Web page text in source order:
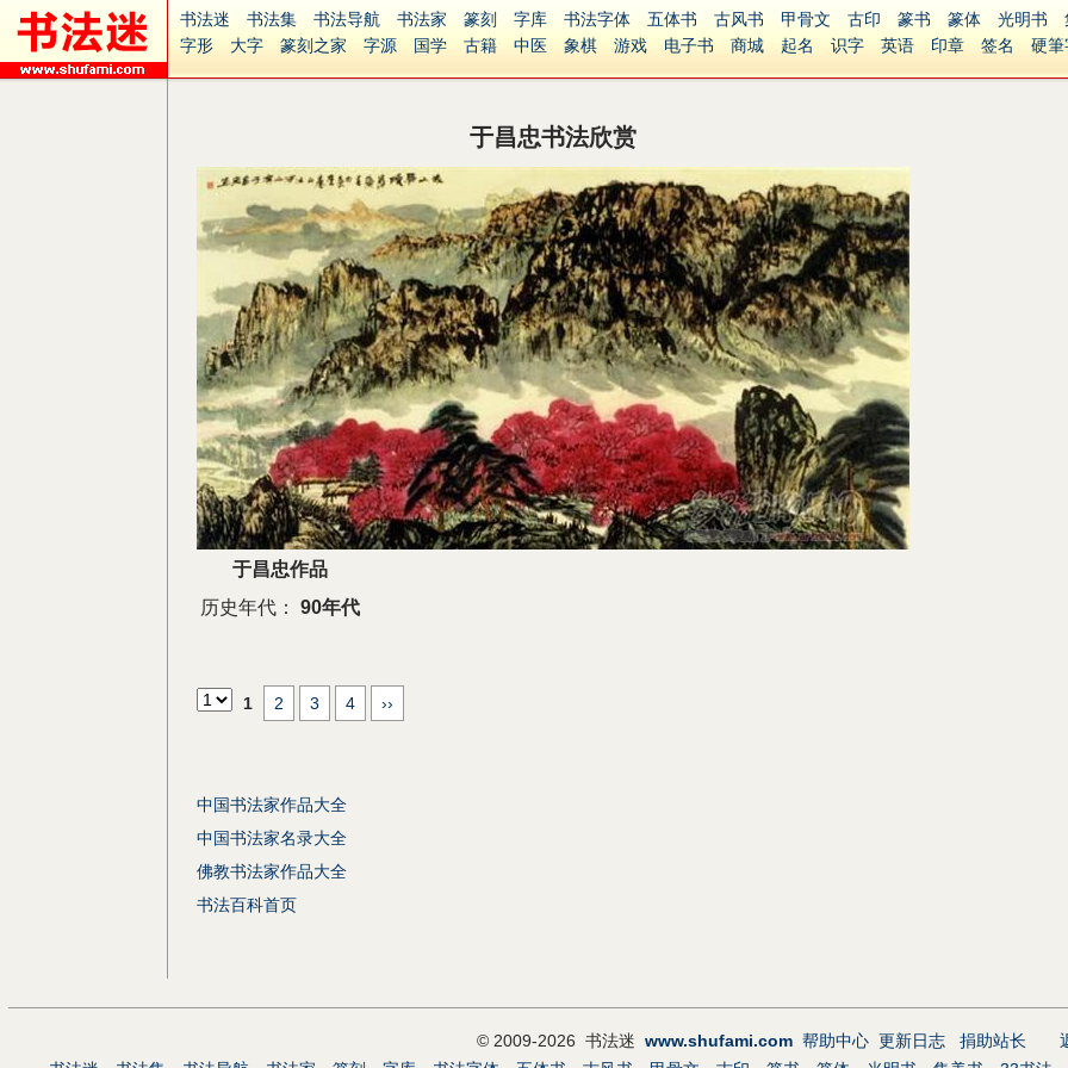
书法迷 书法集 书法导航 书法家 篆刻 字库 书法字体 五体书 古风书 甲骨文 古印 篆书 篆体 光明书
字形
大字 篆刻之家 字源 国学 古籍 中医 象棋 游戏 电子书 商城 起名 识字 英语 印章 签名
硬筆
于昌忠书法欣赏
于昌忠作品
历史年代：
90年代
1 2 3 4 ››
中国书法家作品大全
中国书法家名录大全
佛教书法家作品大全
书法百科首页
© 2009-2026 书法迷 www.shufami.com 帮助中心 更新日志 捐助站长